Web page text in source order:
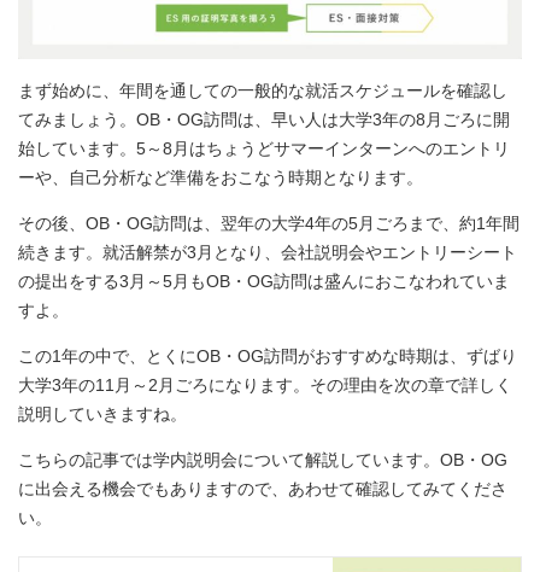
まず始めに、年間を通しての一般的な就活スケジュールを確認し
てみましょう。OB・OG訪問は、早い人は大学3年の8月ごろに開
始しています。5～8月はちょうどサマーインターンへのエントリ
ーや、自己分析など準備をおこなう時期となります。
その後、OB・OG訪問は、翌年の大学4年の5月ごろまで、約1年間
続きます。就活解禁が3月となり、会社説明会やエントリーシート
の提出をする3月～5月もOB・OG訪問は盛んにおこなわれていま
すよ。
この1年の中で、とくにOB・OG訪問がおすすめな時期は、ずばり
大学3年の11月～2月ごろになります。その理由を次の章で詳しく
説明していきますね。
こちらの記事では学内説明会について解説しています。OB・OG
に出会える機会でもありますので、あわせて確認してみてくださ
い。